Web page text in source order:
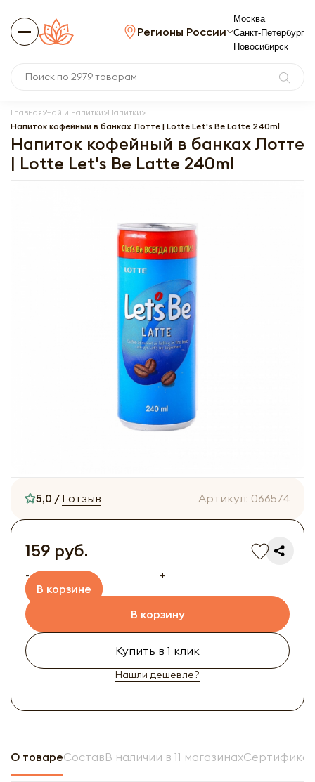
Регионы России
Москва
Санкт-Петербург
Новосибирск
Главная Чай и напитки Напитки
Напиток кофейный в банках Лотте | Lotte Let's Be Latte 240ml
Напиток кофейный в банках Лотте
| Lotte Let's Be Latte 240ml
5,0 /1 отзыв Артикул: 066574
159 руб.
-
+
В корзине
В корзину
Купить в 1 клик
Нашли дешевле?
О товареСоставВ наличии в 11 магазинах